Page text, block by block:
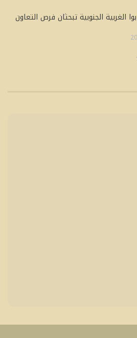
الغربية الجنوبية تبحثان فرص التعاون